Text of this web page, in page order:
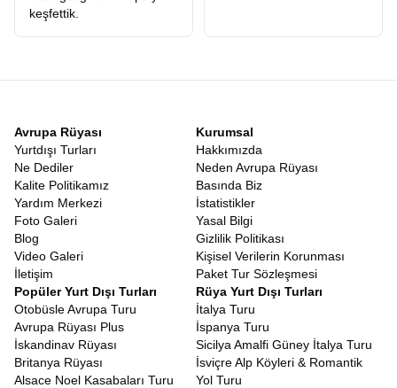
keşfettik.
Avrupa Rüyası
Yurtdışı Turları
Ne Dediler
Kalite Politikamız
Yardım Merkezi
Foto Galeri
Blog
Video Galeri
İletişim
Kurumsal
Hakkımızda
Neden Avrupa Rüyası
Basında Biz
İstatistikler
Yasal Bilgi
Gizlilik Politikası
Kişisel Verilerin Korunması
Paket Tur Sözleşmesi
Popüler Yurt Dışı Turları
Otobüsle Avrupa Turu
Avrupa Rüyası Plus
İskandinav Rüyası
Britanya Rüyası
Alsace Noel Kasabaları Turu
Rüya Yurt Dışı Turları
İtalya Turu
İspanya Turu
Sicilya Amalfi Güney İtalya Turu
İsviçre Alp Köyleri & Romantik
Yol Turu